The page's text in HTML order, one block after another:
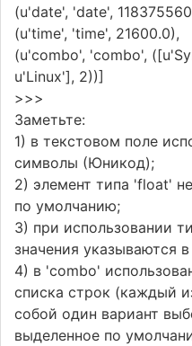
(u'date', 'date',
(u'time', 'time', 21600.0),
(u'combo', 'combo',
u'Linux'], 2))]
>>>
Заметьте:
1) в текстовом поле
символы (Юникод);
2) элемент типа 'float'
по умолчанию;
3) при использовании
значения указываются
4) в 'combo'
списка строк (каждый
собой один вариант
выделенное по